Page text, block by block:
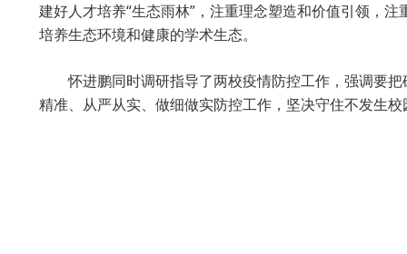
建好人才培养“生态雨林”，注重理念塑造和价值引领，
培养生态环境和健康的学术生态。
怀进鹏同时调研指导了两校疫情防控工作，强调要
精准、从严从实、做细做实防控工作，坚决守住不发生